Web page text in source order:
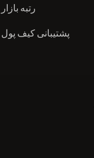
رتبه بازار
پشتیبانی کیف پول